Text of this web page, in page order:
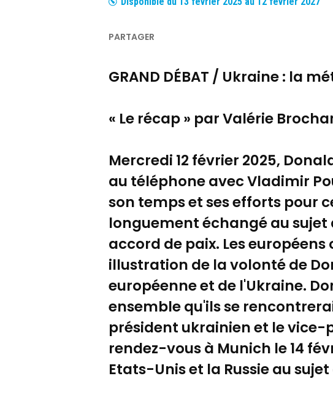
GRAND DÉBAT / Ukraine : la
« Le récap » par Valérie
Mercredi 12 février 2025,
au téléphone avec Vladimir
son temps et ses efforts pour
longuement échangé au sujet
accord de paix. Les
illustration de la volonté de
européenne et de l'Ukraine.
ensemble qu'ils se
président ukrainien et le vice-
rendez-vous à Munich le 14
Etats-Unis et la Russie au